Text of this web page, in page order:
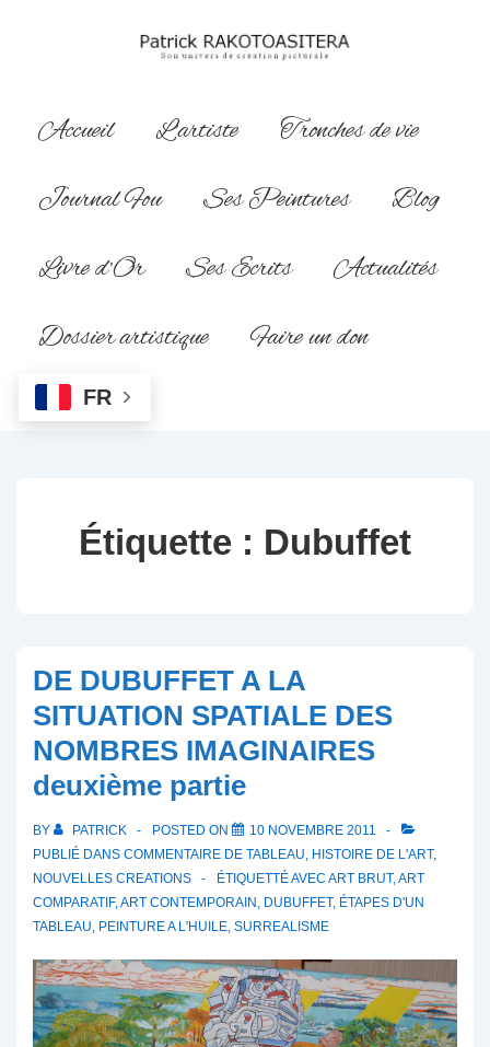
principal
Navigation
Accueil L’artiste
Tronches de vie
Journal Fou
Ses Peintures
Blog
Livre d’Or
Ses Ecrits
Actualités
Dossier artistique
Faire un don
FR
Étiquette : Dubuffet
DE DUBUFFET A LA
SITUATION SPATIALE DES
NOMBRES IMAGINAIRES
deuxième partie
BY PATRICK POSTED ON
10 NOVEMBRE 2011
PUBLIÉ DANS COMMENTAIRE DE TABLEAU, HISTOIRE DE L'ART,
NOUVELLES CREATIONS
ÉTIQUETTÉ AVEC ART BRUT,ART
COMPARATIF,ART CONTEMPORAIN , DUBUFFET, ÉTAPES D'UN
TABLEAU, PEINTURE A L'HUILE, SURREALISME